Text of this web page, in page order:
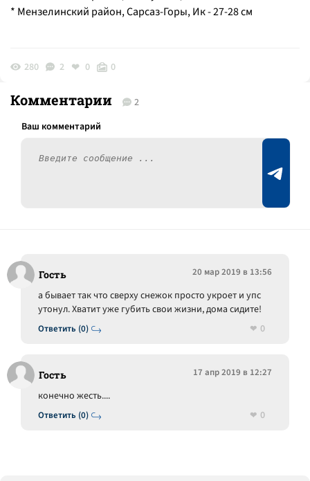
* Мензелинский район, Сарсаз-Горы, Ик - 27-28 см
280 2 0 0
Комментарии 2
Гость 20 мар 2019 в 13:56
Ответить (0)
а бывает так что сверху снежок просто укроет и упс
утонул. Хватит уже губить свои жизни, дома сидите!
0
Гость 17 апр 2019 в 12:27
Ответить (0)
конечно жесть....
0